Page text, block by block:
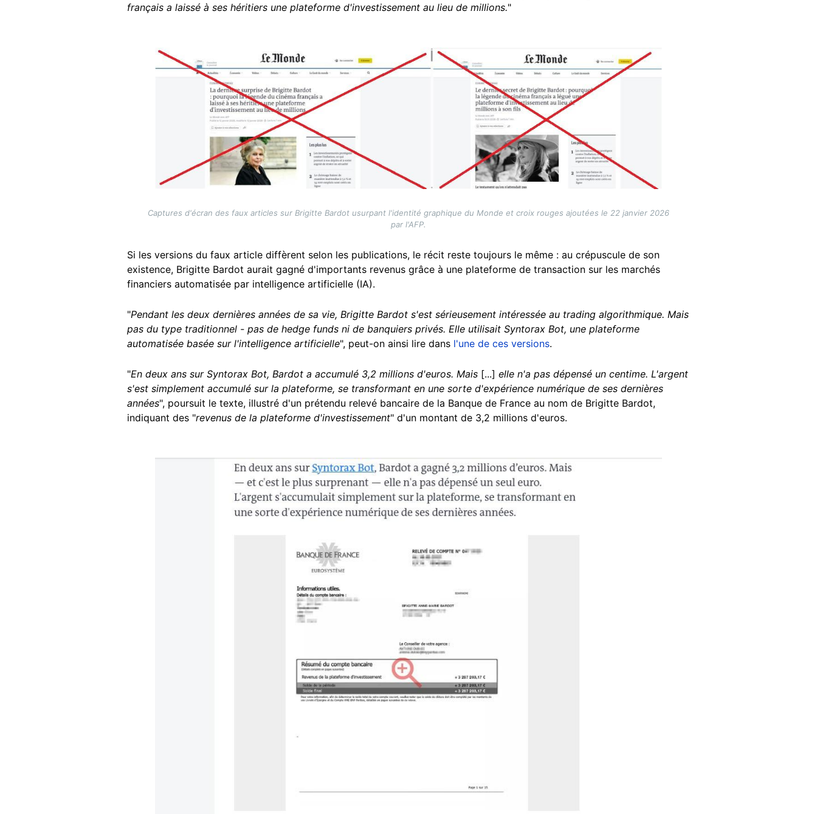
français a laissé à ses héritiers une plateforme d'investissement au lieu de millions."
Captures d'écran des faux articles sur Brigitte Bardot usurpant l'identité graphique du Monde et croix rouges ajoutées le 22 janvier 2026
par l'AFP.
Si les versions du faux article diffèrent selon les publications, le récit reste toujours le même : au crépuscule de son
existence, Brigitte Bardot aurait gagné d'importants revenus grâce à une plateforme de transaction sur les marchés
financiers automatisée par intelligence artificielle (IA).
"Pendant les deux dernières années de sa vie, Brigitte Bardot s'est sérieusement intéressée au trading algorithmique. Mais
pas du type traditionnel - pas de hedge funds ni de banquiers privés. Elle utilisait Syntorax Bot, une plateforme
automatisée basée sur l'intelligence artificielle", peut-on ainsi lire dans l'une de ces versions.
"En deux ans sur Syntorax Bot, Bardot a accumulé 3,2 millions d'euros. Mais [...] elle n'a pas dépensé un centime. L'argent
s'est simplement accumulé sur la plateforme, se transformant en une sorte d'expérience numérique de ses dernières
années", poursuit le texte, illustré d'un prétendu relevé bancaire de la Banque de France au nom de Brigitte Bardot,
indiquant des "revenus de la plateforme d'investissement" d'un montant de 3,2 millions d'euros.